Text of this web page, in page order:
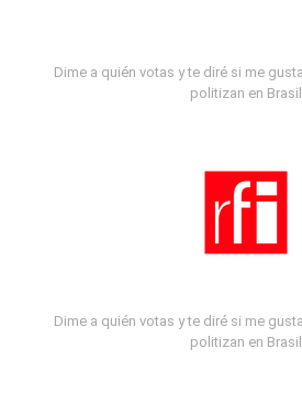
Dime a quién votas y te diré si me
politizan en Brasil
Dime a quién votas y te diré si me
politizan en Brasil